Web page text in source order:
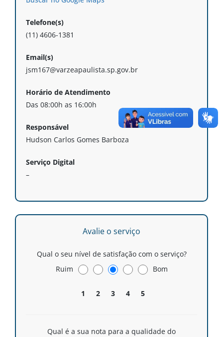
Telefone(s)
(11) 4606-1381
Email(s)
jsm167@varzeapaulista.sp.gov.br
Horário de Atendimento
Das 08:00h as 16:00h
Responsável
Hudson Carlos Gomes Barboza
Serviço Digital
–
Avalie o serviço
Qual o seu nível de satisfação com o serviço?
Ruim
1 2 3 4 5
Bom
Qual é a sua nota para a qualidade do